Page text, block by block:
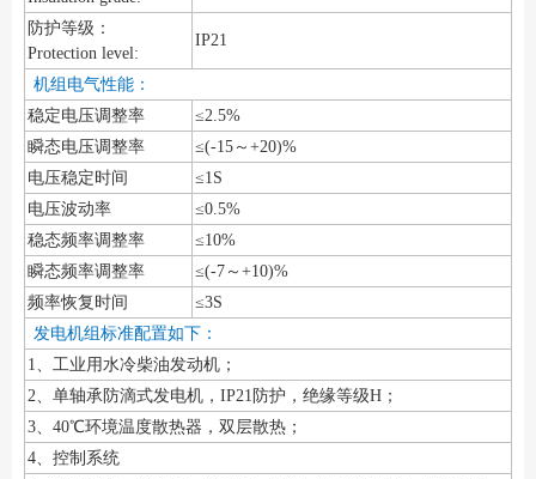
防护等级：
Protection level:
IP21
机组电气性能：
稳定电压调整率
≤2.5%
瞬态电压调整率
≤(-15～+20)%
电压稳定时间
≤1S
电压波动率
≤0.5%
稳态频率调整率
≤10%
瞬态频率调整率
≤(-7～+10)%
频率恢复时间
≤3S
发电机组标准配置如下：
1、工业用水冷柴油发动机；
2、单轴承防滴式发电机，IP21防护，绝缘等级H；
3、40℃环境温度散热器，双层散热；
4、控制系统